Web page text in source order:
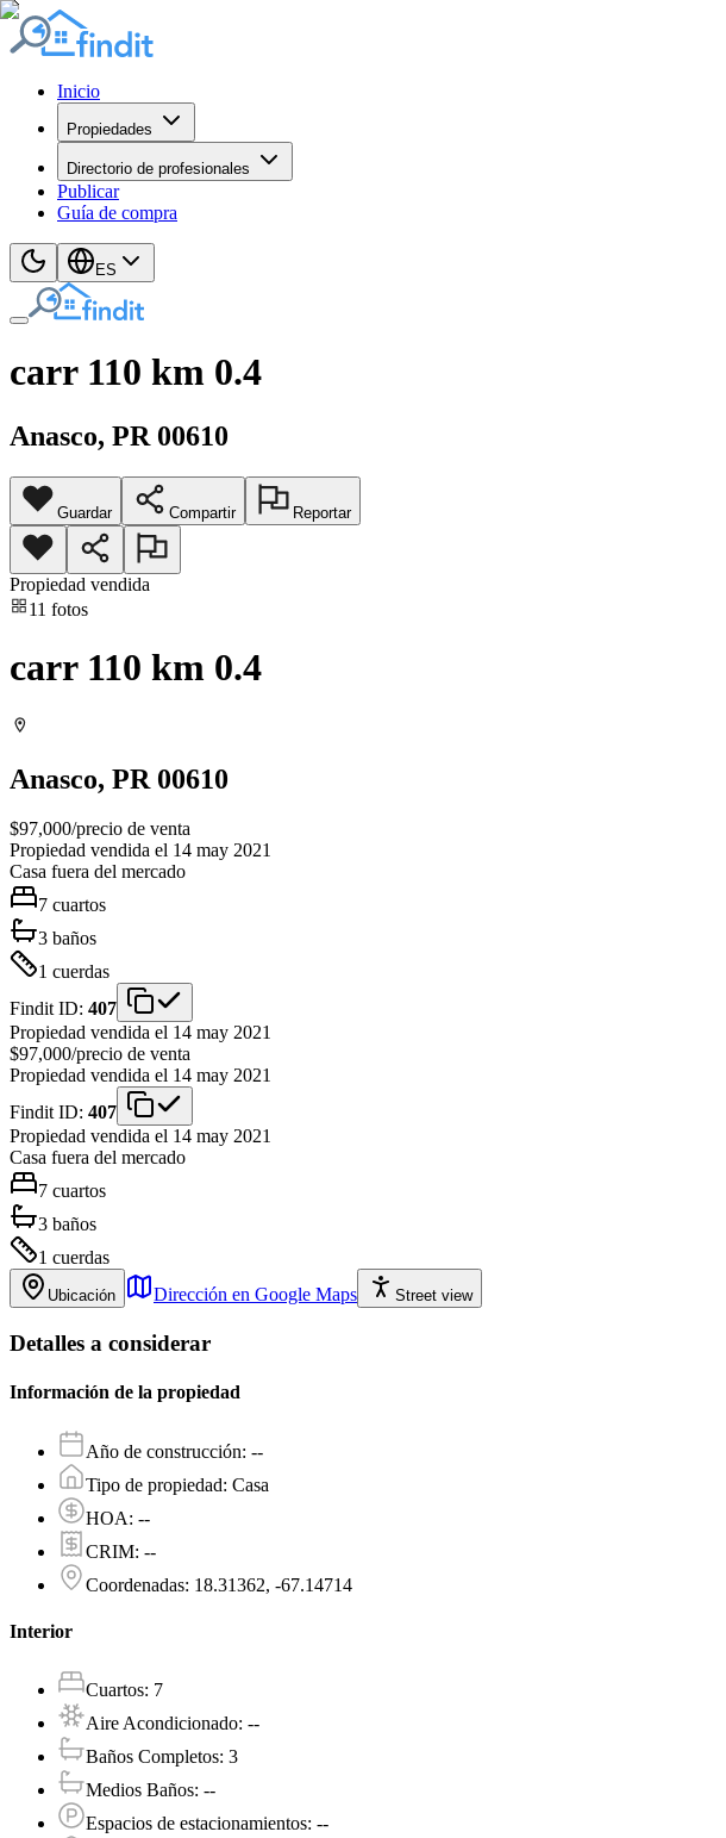
Inicio
Propiedades
Directorio de profesionales
Publicar
Guía de compra
ES
carr 110 km 0.4
Anasco, PR 00610
Guardar Compartir Reportar
Propiedad vendida
11 fotos
carr 110 km 0.4
Anasco, PR 00610
$97,000/precio de venta
Propiedad vendida el 14 may 2021
Casa fuera del mercado
7 cuartos
3 baños
1 cuerdas
Findit ID: 407
Propiedad vendida el 14 may 2021
$97,000/precio de venta
Propiedad vendida el 14 may 2021
Findit ID: 407
Propiedad vendida el 14 may 2021
Casa fuera del mercado
7 cuartos
3 baños
1 cuerdas
Ubicación Dirección en Google Maps Street view
Detalles a considerar
Información de la propiedad
Año de construcción: --
Tipo de propiedad: Casa
HOA: --
CRIM: --
Coordenadas: 18.31362, -67.14714
Interior
Cuartos: 7
Aire Acondicionado: --
Baños Completos: 3
Medios Baños: --
Espacios de estacionamientos: --